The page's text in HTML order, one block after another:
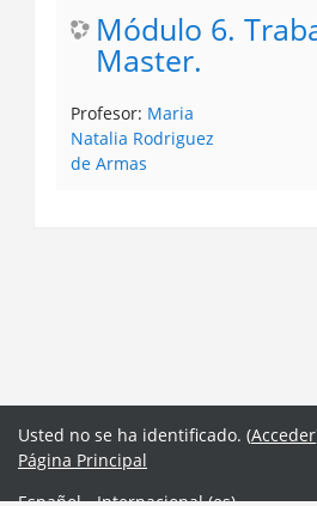
Módulo 6.
Master.
Profesor: Maria
Natalia Rodriguez
de Armas
Usted no se ha identificado. (Acceder
Página Principal